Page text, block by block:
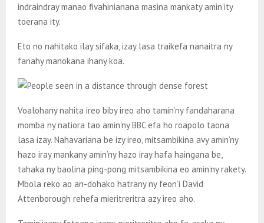
indraindray manao fivahinianana masina mankaty amin’ity
toerana ity.
Eto no nahitako ilay sifaka, izay lasa traikefa nanaitra ny
fanahy manokana ihany koa.
Voalohany nahita ireo biby ireo aho tamin’ny fandaharana
momba ny natiora tao amin’ny BBC efa ho roapolo taona
lasa izay. Nahavariana be izy ireo, mitsambikina avy amin’ny
hazo iray mankany amin’ny hazo iray hafa haingana be,
tahaka ny baolina ping-pong mitsambikina eo amin’ny rakety.
Mbola reko ao an-dohako hatrany ny feon’i David
Attenborough rehefa mieritreritra azy ireo aho.